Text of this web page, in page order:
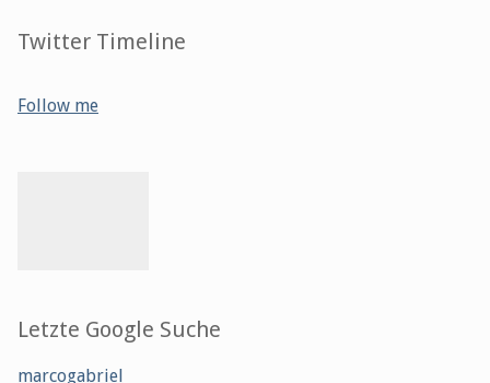
Twitter Timeline
Follow me
Letzte Google Suche
marcogabriel